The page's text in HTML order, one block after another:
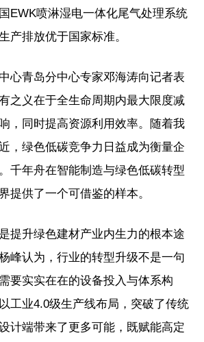
EWK喷淋湿电一体化尾气处理系统
产排放优于国家标准。
心青岛分中心专家邓海涛向记者表
之义在于全生命周期内最大限度减
，同时提高资源利用效率。随着我
，绿色低碳竞争力日益成为衡量企
千年舟在智能制造与绿色低碳转型
提供了一个可借鉴的样本。
提升绿色建材产业内生力的根本途
峰认为，行业的转型升级不是一句
要实实在在的设备投入与体系构
工业4.0级生产线布局，突破了传统
计端带来了更多可能，既赋能高定